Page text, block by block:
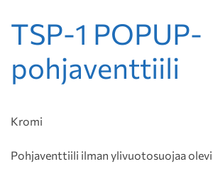
TSP-1 POPUP-
pohjaventtiili
Kromi
Pohjaventtiili ilman ylivuotosuojaa